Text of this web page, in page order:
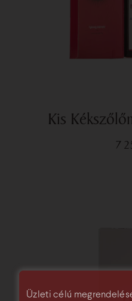
Kis
7
Üzleti célú